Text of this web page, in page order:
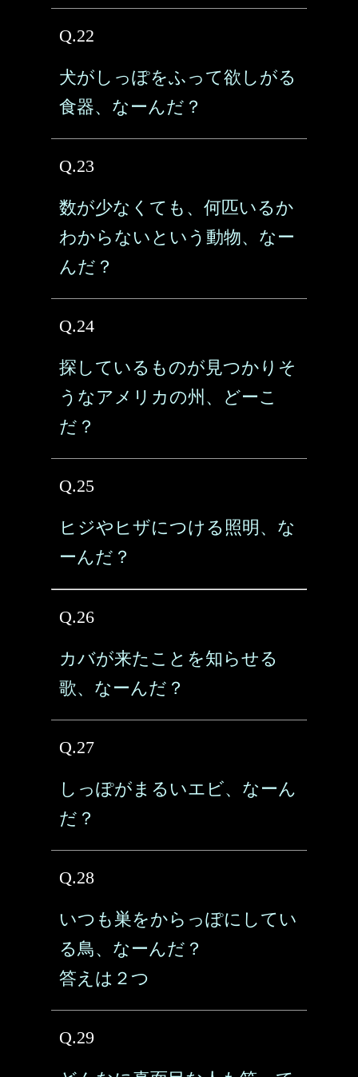
Q.22
犬がしっぽをふって欲しがる
食器、なーんだ？
Q.23
数が少なくても、何匹いるか
わからないという動物、なー
んだ？
Q.24
探しているものが見つかりそ
うなアメリカの州、どーこ
だ？
Q.25
ヒジやヒザにつける照明、な
ーんだ？
Q.26
カバが来たことを知らせる
歌、なーんだ？
Q.27
しっぽがまるいエビ、なーん
だ？
Q.28
いつも巣をからっぽにしてい
る鳥、なーんだ？
答えは２つ
Q.29